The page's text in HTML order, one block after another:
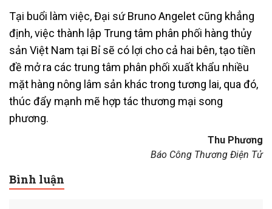
Tại buổi làm việc, Đại sứ Bruno Angelet cũng khẳng
định, việc thành lập Trung tâm phân phối hàng thủy
sản Việt Nam tại Bỉ sẽ có lợi cho cả hai bên, tạo tiền
đề mở ra các trung tâm phân phối xuất khẩu nhiều
mặt hàng nông lâm sản khác trong tương lai, qua đó,
thúc đẩy mạnh mẽ hợp tác thương mại song
phương.
Thu Phương
Báo Công Thương Điện Tử
Bình luận